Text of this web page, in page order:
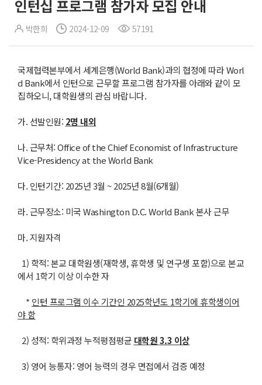
인턴십 프로그램 참가자 모집 안내
박한희 2024-12-09 57191
국제협력본부에서 세계은행(World Bank)과의 협정에 따라 Worl
d Bank에서 인턴으로 근무할 프로그램 참가자를 아래와 같이 모
집하오니, 대학원생의 관심 바랍니다.
가. 선발인원: 2명 내외
나. 근무처: Office of the Chief Economist of Infrastructure
Vice-Presidency at the World Bank
다. 인턴기간: 2025년 3월 ~ 2025년 8월(6개월)
라. 근무장소: 미국 Washington D.C. World Bank 본사 근무
마. 지원자격
1) 학적: 본교 대학원생(재학생, 휴학생 및 연구생 포함)으로 본교
에서 1학기 이상 이수한 자
* 인턴 프로그램 이수 기간인 2025학년도 1학기에 휴학생이어
야 함
2) 성적: 학위과정 누적평점평균 대학원3.3 이상
3) 영어 능통자: 영어 능력의 경우 면접에서 검증 예정